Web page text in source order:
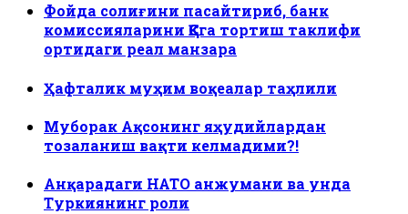
Фойда солиғини пасайтириб, банк
комиссияларини ҚҚСга тортиш таклифи
ортидаги реал манзара
Ҳафталик муҳим воқеалар таҳлили
Муборак Ақсонинг яҳудийлардан
тозаланиш вақти келмадими?!
Анқарадаги НАТО анжумани ва унда
Туркиянинг роли